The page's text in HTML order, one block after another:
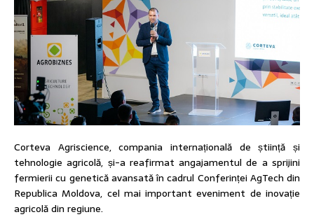
Corteva Agriscience, compania internațională de știință și
tehnologie agricolă, și-a reafirmat angajamentul de a sprijini
fermierii cu genetică avansată în cadrul Conferinței AgTech din
Republica Moldova, cel mai important eveniment de inovație
agricolă din regiune.